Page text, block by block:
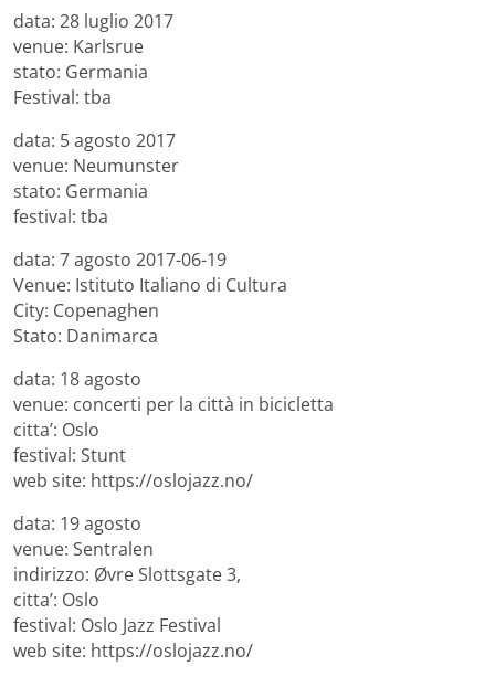
data: 28 luglio 2017
venue: Karlsrue
stato: Germania
Festival: tba
data: 5 agosto 2017
venue: Neumunster
stato: Germania
festival: tba
data: 7 agosto 2017-06-19
Venue: Istituto Italiano di Cultura
City: Copenaghen
Stato: Danimarca
data: 18 agosto
venue: concerti per la città in bicicletta
citta’: Oslo
festival: Stunt
web site: https://oslojazz.no/
data: 19 agosto
venue: Sentralen
indirizzo: Øvre Slottsgate 3,
citta’: Oslo
festival: Oslo Jazz Festival
web site: https://oslojazz.no/